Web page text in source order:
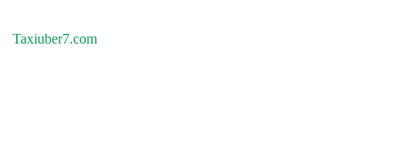
Taxiuber7.com